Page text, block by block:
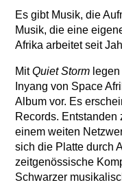
Es gibt Musik, die
Musik, die eine
Afrika arbeitet seit
MitQuiet Stormlegen
Inyang von Space
Album vor. Es
Records. Entstanden
einem weiten
sich die Platte durch
zeitgenössische
Schwarzer